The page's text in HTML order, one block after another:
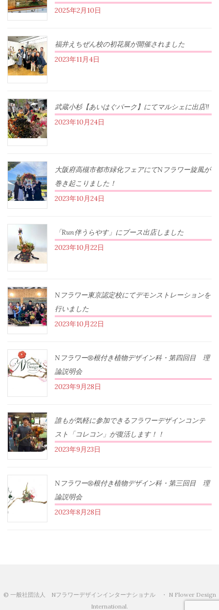
2025年2月10日
福井えちぜん校の初花展が開催されました
2023年11月4日
武蔵小杉【あいはぐパーク】にてマルシェに出店‼︎
2023年10月24日
大阪府高槻市都市緑化フェアにてNフラワー旋風が
巻き起こりました！
2023年10月24日
「Run伴うらやす」にブース出店しました
2023年10月22日
Nフラワー東京認定校にてデモンストレーションを
行いました
2023年10月22日
Nフラワー®根付き植物デザイン科・第四回目 理
論説明会
2023年9月28日
誰もが気軽に参加できるフラワーデザインコンテ
スト「コレコン」が復活します！！
2023年9月23日
Nフラワー®根付き植物デザイン科・第三回目 理
論説明会
2023年8月28日
© 一般社団法人 Nフラワーデザインインターナショナル ・ N Flower Design
International.